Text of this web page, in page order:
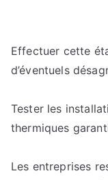
Effectuer cette
d’éventuels
Tester les
thermiques
Les entreprises